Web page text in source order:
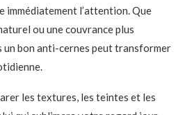
immédiatement l’attention. Que
ou une couvrance plus
un bon anti-cernes peut transformer
les textures, les teintes et les